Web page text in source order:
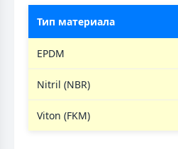
Тип материала
EPDM
Nitril (NBR)
Viton (FKM)